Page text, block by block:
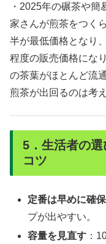
・2025年の碾茶や
家さんが煎茶をつく
半が最低価格となり
程度の販売価格にな
の茶葉がほとんど流
煎茶が出回るのは考
5．生活者の
コツ
定番は早めに確保
プが出やすい。
容量を見直す ：